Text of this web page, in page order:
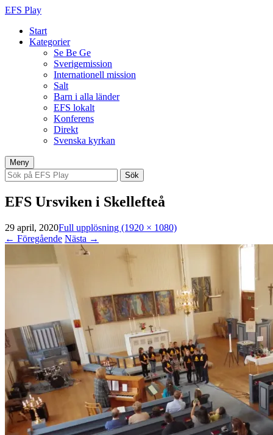
EFS Play
Start
Kategorier
Se Be Ge
Sverigemission
Internationell mission
Salt
Barn i alla länder
EFS lokalt
Konferens
Direkt
Svenska kyrkan
Meny Hoppa
till
innehåll
Sök
efter:
EFS Ursviken i Skellefteå
29 april, 2020Full upplösning (1920 × 1080)
← Föregående Nästa →